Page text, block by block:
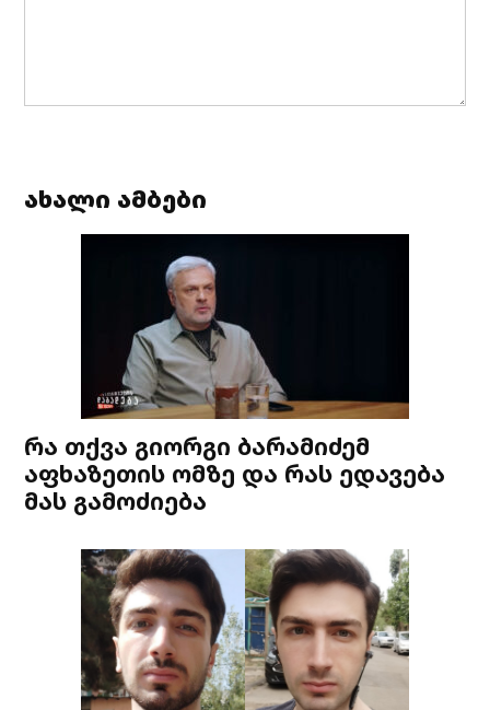
ახალი ამბები
რა თქვა გიორგი ბარამიძემ
აფხაზეთის ომზე და რას ედავება
მას გამოძიება